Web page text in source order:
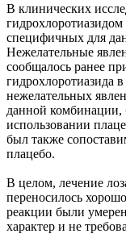
В клинических
специфичных для
Нежелательные
сообщалось ранее
гидрохлоротиазида
нежелательных
данной комбинации,
использовании
был также
плацебо.
В целом, лечение
переносилось
реакции были
характер и не